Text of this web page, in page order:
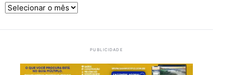
Arquivos
PUBLICIDADE